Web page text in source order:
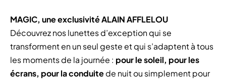
MAGIC, une exclusivité ALAIN AFFLELOU
Découvrez nos lunettes d’exception qui se
transforment en un seul geste et qui s’adaptent à tous
les moments de la journée : pour le soleil, pour les
écrans, pour la conduitede nuit ou simplement pour